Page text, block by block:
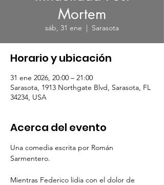
Mortem
sáb, 31 ene
  |
Sarasota
Horario y ubicación
31 ene 2026, 20:00 – 21:00
Sarasota, 1913 Northgate Blvd, Sarasota, FL
34234, USA
Acerca del evento
Una comedia escrita por Román
Sarmentero.
Mientras Federico lidia con el dolor de